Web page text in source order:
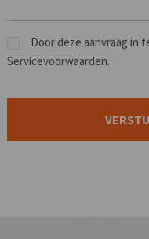
Door deze aanvraag in
Servicevoorwaarden.
Mensen
zijn